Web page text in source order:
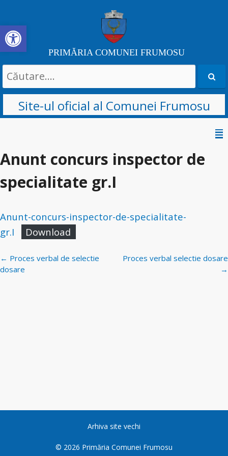
Deschide bara de unelte
PRIMĂRIA COMUNEI FRUMOSU
Search
for:
Site-ul oficial al Comunei Frumosu
conținut
Anunt concurs inspector de
specialitate gr.I
Anunt-concurs-inspector-de-specialitate-
gr.I
Download
Navigare
postări
← Proces verbal de selectie
dosare
Proces verbal selectie dosare
→
Arhiva site vechi
© 2026 Primăria Comunei Frumosu